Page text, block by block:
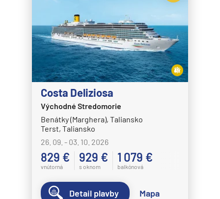
Norwegian Joy
Norwegian Luna
Norwegian Pearl
Norwegian Prima
Norwegian Sky
Norwegian Spirit
Norwegian Star
Norwegian Sun
Norwegian Viva
Pride of America
Oceania Cruises
Costa Deliziosa
Východné Stredomorie
Benátky (Marghera), Taliansko
Terst, Taliansko
26. 09. - 03. 10. 2026
829 €
vnútorná
929 €
s oknom
1 079 €
balkónová
Detail plavby Mapa